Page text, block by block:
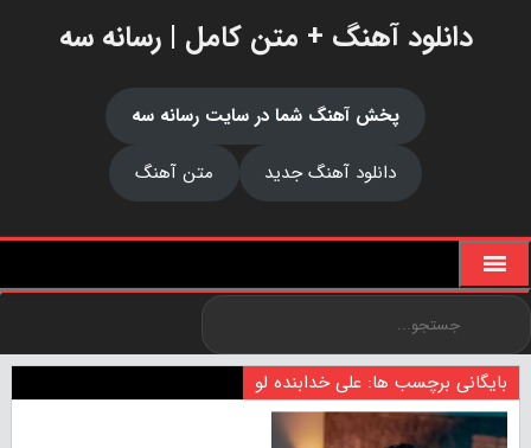
دانلود آهنگ + متن کامل | رسانه سه
پخش آهنگ شما در سایت رسانه سه
دانلود آهنگ جدید
متن آهنگ
بایگانی برچسب ها: علی خدابنده‌ لو